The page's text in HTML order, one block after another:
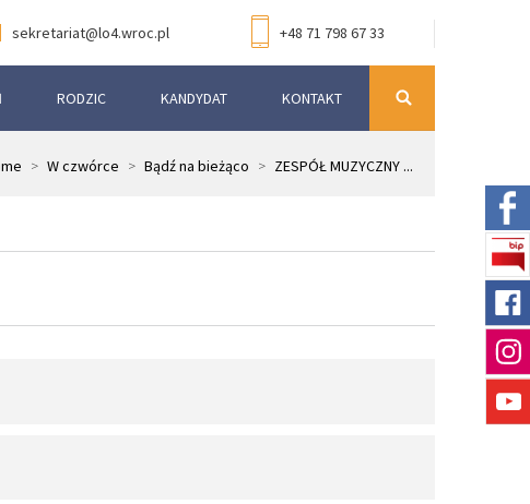
sekretariat@lo4.wroc.pl +48 71 798 67 33
RODZIC KANDYDAT KONTAKT
> W czwórce > Bądź na bieżąco > ZESPÓŁ MUZYCZNY ...